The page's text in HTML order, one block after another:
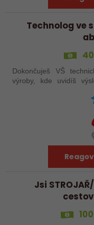
Technolog ve
Dokončuješ VŠ
výroby, kde uvidíš
Pozice se zaměřuje
Jsi